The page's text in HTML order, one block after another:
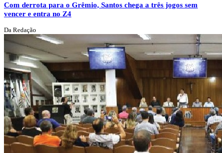
Com derrota para o Grêmio, Santos chega a três jogos sem
vencer e entra no Z4
Da Redação